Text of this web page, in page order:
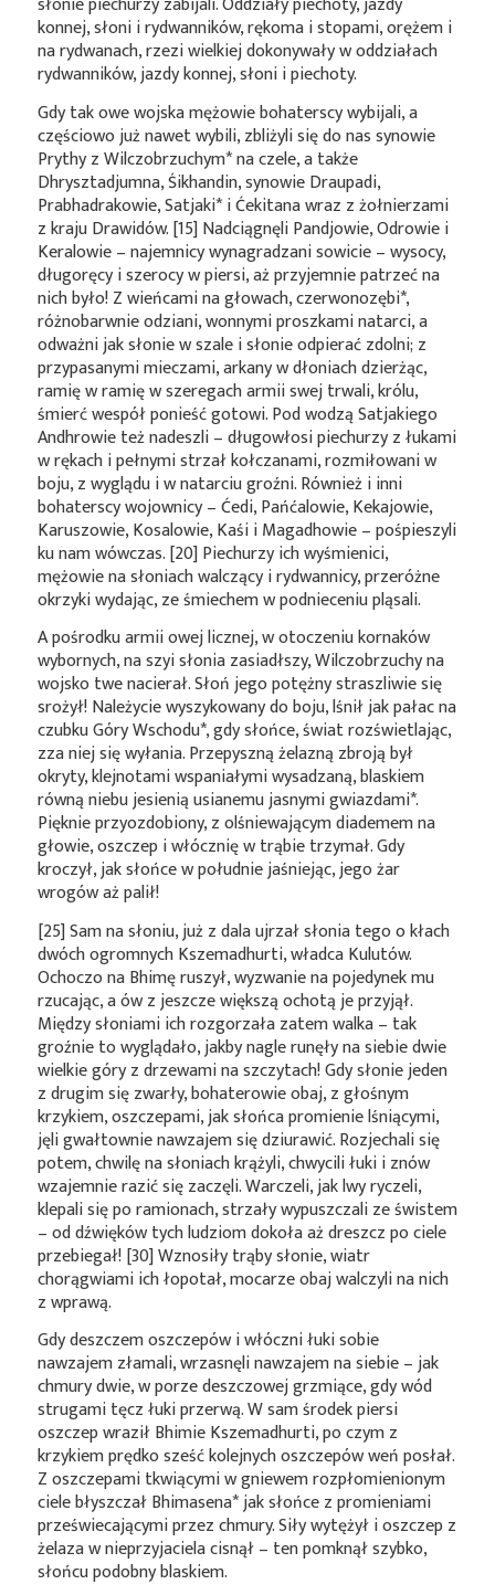
konnej, słoni i rydwanników, rękoma i stopami, orężem i
na rydwanach, rzezi wielkiej dokonywały w oddziałach
rydwanników, jazdy konnej, słoni i piechoty.
Gdy tak owe wojska mężowie bohaterscy wybijali, a
częściowo już nawet wybili, zbliżyli się do nas synowie
Prythy zWilczobrzuchym*na czele, a także
Dhrysztadjumna, Śikhandin, synowie Draupadi,
Prabhadrakowie,Satjaki*i Ćekitana wraz z żołnierzami
z kraju Drawidów. [15] Nadciągnęli Pandjowie, Odrowie i
Keralowie – najemnicy wynagradzani sowicie – wysocy,
długoręcy i szerocy w piersi, aż przyjemnie patrzeć na
nich było! Z wieńcami na głowach,czerwonozębi*,
różnobarwnie odziani, wonnymi proszkami natarci, a
odważni jak słonie w szale i słonie odpierać zdolni; z
przypasanymi mieczami, arkany w dłoniach dzierżąc,
ramię w ramię w szeregach armii swej trwali, królu,
śmierć wespół ponieść gotowi. Pod wodzą Satjakiego
Andhrowie też nadeszli – długowłosi piechurzy z łukami
w rękach i pełnymi strzał kołczanami, rozmiłowani w
boju, z wyglądu i w natarciu groźni. Również i inni
bohaterscy wojownicy – Ćedi, Pańćalowie, Kekajowie,
Karuszowie, Kosalowie, Kaśi i Magadhowie – pośpieszyli
ku nam wówczas. [20] Piechurzy ich wyśmienici,
mężowie na słoniach walczący i rydwannicy, przeróżne
okrzyki wydając, ze śmiechem w podnieceniu pląsali.
A pośrodku armii owej licznej, w otoczeniu kornaków
wybornych, na szyi słonia zasiadłszy, Wilczobrzuchy na
wojsko twe nacierał. Słoń jego potężny straszliwie się
srożył! Należycie wyszykowany do boju, lśnił jak pałac na
czubku GóryWschodu*, gdy słońce, świat rozświetlając,
zza niej się wyłania. Przepyszną żelazną zbroją był
okryty, klejnotami wspaniałymi wysadzaną, blaskiem
równą niebu jesienią usianemu jasnymigwiazdami*.
Pięknie przyozdobiony, z olśniewającym diademem na
głowie, oszczep i włócznię w trąbie trzymał. Gdy
kroczył, jak słońce w południe jaśniejąc, jego żar
wrogów aż palił!
[25] Sam na słoniu, już z dala ujrzał słonia tego o kłach
dwóch ogromnych Kszemadhurti, władca Kulutów.
Ochoczo na Bhimę ruszył, wyzwanie na pojedynek mu
rzucając, a ów z jeszcze większą ochotą je przyjął.
Między słoniami ich rozgorzała zatem walka – tak
groźnie to wyglądało, jakby nagle runęły na siebie dwie
wielkie góry z drzewami na szczytach! Gdy słonie jeden
z drugim się zwarły, bohaterowie obaj, z głośnym
krzykiem, oszczepami, jak słońca promienie lśniącymi,
jęli gwałtownie nawzajem się dziurawić. Rozjechali się
potem, chwilę na słoniach krążyli, chwycili łuki i znów
wzajemnie razić się zaczęli. Warczeli, jak lwy ryczeli,
klepali się po ramionach, strzały wypuszczali ze świstem
– od dźwięków tych ludziom dokoła aż dreszcz po ciele
przebiegał! [30] Wznosiły trąby słonie, wiatr
chorągwiami ich łopotał, mocarze obaj walczyli na nich
z wprawą.
Gdy deszczem oszczepów i włóczni łuki sobie
nawzajem złamali, wrzasnęli nawzajem na siebie – jak
chmury dwie, w porze deszczowej grzmiące, gdy wód
strugami tęcz łuki przerwą. W sam środek piersi
oszczep wraził Bhimie Kszemadhurti, po czym z
krzykiem prędko sześć kolejnych oszczepów weń posłał.
Z oszczepami tkwiącymi w gniewem rozpłomienionym
ciele błyszczałBhimasena*jak słońce z promieniami
przeświecającymi przez chmury. Siły wytężył i oszczep z
żelaza w nieprzyjaciela cisnął – ten pomknął szybko,
słońcu podobny blaskiem.